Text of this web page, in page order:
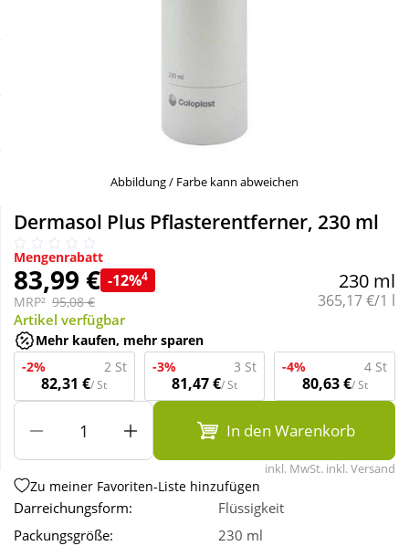
Täglich gut versorgt
Nahrungsergänzung
Natur & Homöopathie
Sanitätshaus
Sport & Fitness
Tierbedarf
Wellness
Abbildung / Farbe kann abweichen
Dermasol Plus Pflasterentferner, 230 ml
Mengenrabatt
83,99 € -12%4
MRP² 95,08 €
230 ml
Grundpreis:
365,17 €/1 l
Artikel verfügbar
Mehr kaufen, mehr sparen
-2%
2 St
82,31 €/ St
-3% 3 St
81,47 €/ St
-4% 4 St
80,63 €/ St
In den Warenkorb
inkl. MwSt. inkl. Versand
Zu meiner Favoriten-Liste hinzufügen
Darreichungsform:
Flüssigkeit
Packungsgröße:
230 ml